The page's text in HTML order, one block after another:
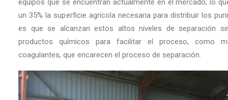
equipos que se encuentran actualmente en el mercado, lo
un 35% la superficie agrícola necesaria para distribuir los
es que se alcanzan estos altos niveles de separación
productos químicos para facilitar el proceso, como
coagulantes, que encarecen el proceso de separación.